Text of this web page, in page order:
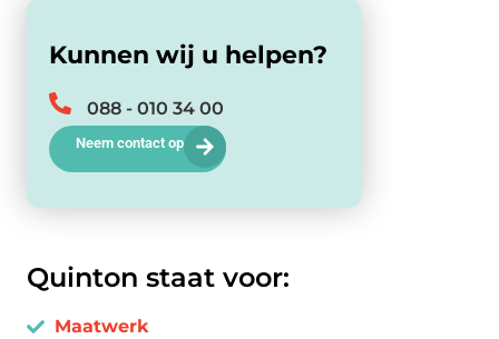
Kunnen wij u helpen?
088 - 010 34 00
Neem contact op
Quinton staat voor:
Maatwerk